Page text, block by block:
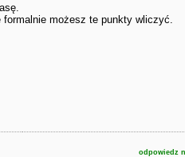
formalnie możesz te punkty wliczyć.
odpowiedz